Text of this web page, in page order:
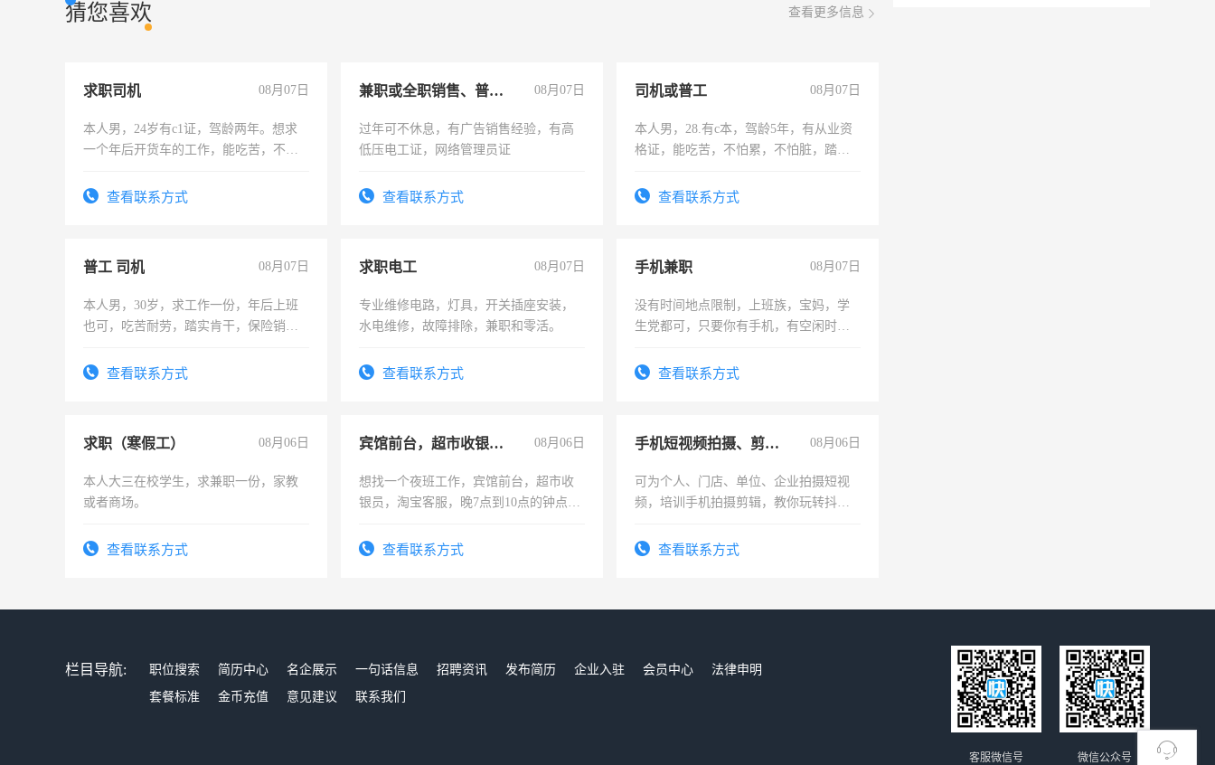
猜您喜欢 查看更多信息
求职司机 08月07日
本人男，24岁有c1证，驾龄两年。想求
一个年后开货车的工作，能吃苦，不怕
查看联系方式
兼职或全职销售、普工、维修 08月07日
过年可不休息，有广告销售经验，有高
低压电工证，网络管理员证
查看联系方式
司机或普工 08月07日
本人男，28.有c本，驾龄5年，有从业资
格证，能吃苦，不怕累，不怕脏，踏
查看联系方式
普工 司机 08月07日
本人男，30岁，求工作一份，年后上班
也可，吃苦耐劳，踏实肯干，保险销售
查看联系方式
求职电工 08月07日
专业维修电路，灯具，开关插座安装，
水电维修，故障排除，兼职和零活。
查看联系方式
手机兼职 08月07日
没有时间地点限制，上班族，宝妈，学
生党都可，只要你有手机，有空闲时
勤快的四五十，每天挣零花钱没问题！
查看联系方式
求职（寒假工） 08月06日
本人大三在校学生，求兼职一份，家教
或者商场。
查看联系方式
宾馆前台，超市收银员，淘宝客服 08月06日
想找一个夜班工作，宾馆前台，超市收
银员，淘宝客服，晚7点到10点的钟点
号同微信查看联系方式
手机短视频拍摄、剪辑、抖音快手 08月06日
可为个人、门店、单位、企业拍摄短视
频，培训手机拍摄剪辑，教你玩转抖音
频，培训手机拍摄剪辑，教你玩转抖
查看联系方式
栏目导航: 职位搜索 简历中心 名企展示 一句话信息 招聘资讯 发布简历 企业入驻 会员中心
法律申明
套餐标准
金币充值 意见建议 联系我们
微信公众号
客服微信号